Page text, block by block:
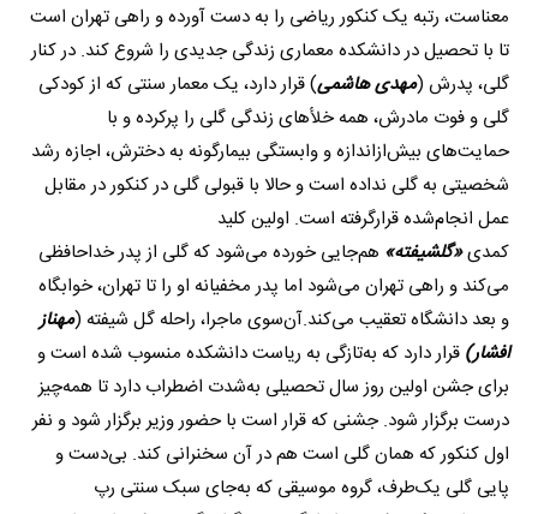
معناست، رتبه یک کنکور ریاضی را به دست آورده و راهی تهران است
تا با تحصیل در دانشکده معماری زندگی جدیدی را شروع کند. در کنار
گلی، پدرش (مهدی هاشمی) قرار دارد، یک معمار سنتی که از کودکی
گلی و فوت مادرش، همه خلأهای زندگی گلی را پرکرده و با
حمایت‌های بیش‌ازاندازه و وابستگی بیمارگونه به دخترش، اجازه رشد
شخصیتی به گلی نداده است و حالا با قبولی گلی در کنکور در مقابل
عمل انجام‌شده قرارگرفته است. اولین کلید
کمدی«گلشیفته» هم‌جایی خورده می‌شود که گلی از پدر خداحافظی
می‌کند و راهی تهران می‌شود اما پدر مخفیانه او را تا تهران، خوابگاه
و بعد دانشگاه تعقیب می‌کند.آن‌سوی ماجرا، راحله گل شیفته (مهناز
افشار) قرار دارد که به‌تازگی به ریاست دانشکده منسوب شده است و
برای جشن اولین روز سال تحصیلی به‌شدت اضطراب دارد تا همه‌چیز
درست برگزار شود. جشنی که قرار است با حضور وزیر برگزار شود و نفر
اول کنکور که همان گلی است هم در آن سخنرانی کند. بی‌دست و
پایی گلی یک‌طرف، گروه موسیقی که به‌جای سبک سنتی رپ